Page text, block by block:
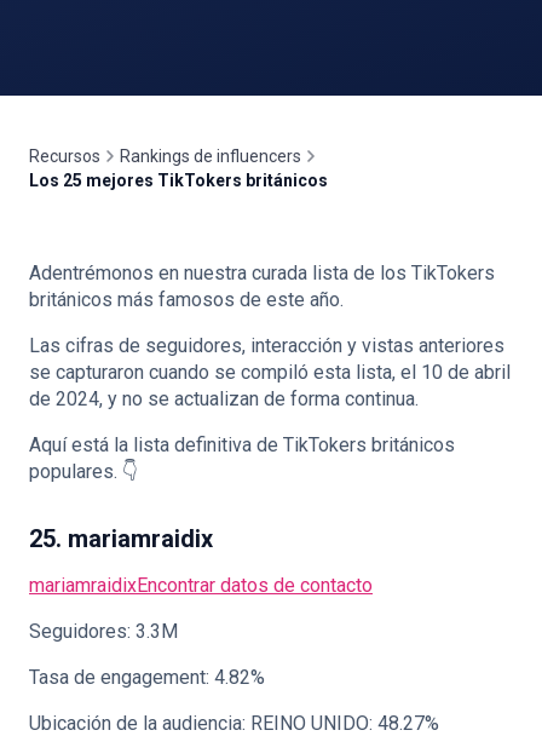
🇪🇸ES
Recursos
Rankings de influencers
Los 25 mejores TikTokers británicos
Adentrémonos en nuestra curada lista de los TikTokers
británicos más famosos de este año.
Las cifras de seguidores, interacción y vistas anteriores
se capturaron cuando se compiló esta lista, el 10 de abril
de 2024, y no se actualizan de forma continua.
Aquí está la lista definitiva de TikTokers británicos
populares. 👇
25. mariamraidix
mariamraidixEncontrar datos de contacto
Seguidores: 3.3M
Tasa de engagement: 4.82%
Ubicación de la audiencia: REINO UNIDO: 48.27%